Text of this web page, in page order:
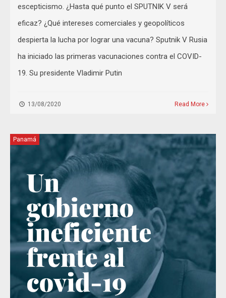
escepticismo. ¿Hasta qué punto el SPUTNIK V será
eficaz? ¿Qué intereses comerciales y geopolíticos
despierta la lucha por lograr una vacuna? Sputnik V Rusia
ha iniciado las primeras vacunaciones contra el COVID-
19. Su presidente Vladimir Putin
13/08/2020 Read More
Panamá